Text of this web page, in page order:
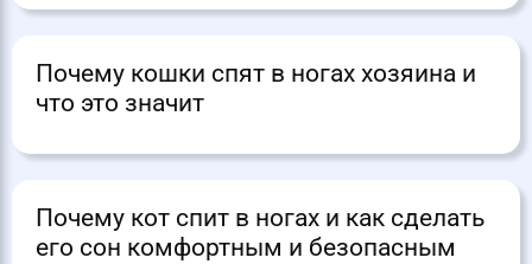
Почему кошки спят в ногах хозяина и
что это значит
Почему кот спит в ногах и как сделать
его сон комфортным и безопасным